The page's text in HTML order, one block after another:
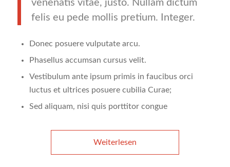
venenatis vitae, justo. Nullam dictum
felis eu pede mollis pretium. Integer.
Donec posuere vulputate arcu.
Phasellus accumsan cursus velit.
Vestibulum ante ipsum primis in faucibus orci
luctus et ultrices posuere cubilia Curae;
Sed aliquam, nisi quis porttitor congue
Weiterlesen